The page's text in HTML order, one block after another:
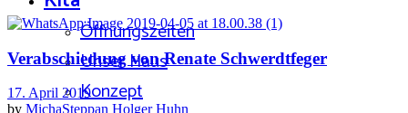
Öffnungszeiten
Unser Haus
Konzept
Verabschiedung von Renate Schwerdtfeger
17. April 2019
by MichaSteppan Holger Huhn